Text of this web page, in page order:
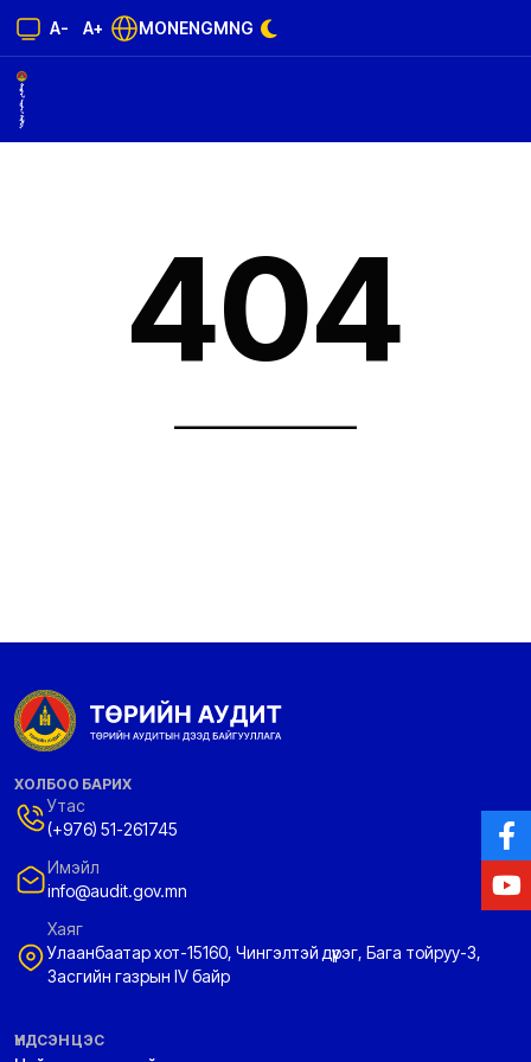
A- A+ MONENGMNG
404
______________
ХОЛБОО БАРИХ
Утас
(+976) 51-261745
Имэйл
info@audit.gov.mn
Хаяг
Улаанбаатар хот-15160, Чингэлтэй дүүрэг, Бага тойруу-3,
Засгийн газрын IV байр
ҮНДСЭН ЦЭС